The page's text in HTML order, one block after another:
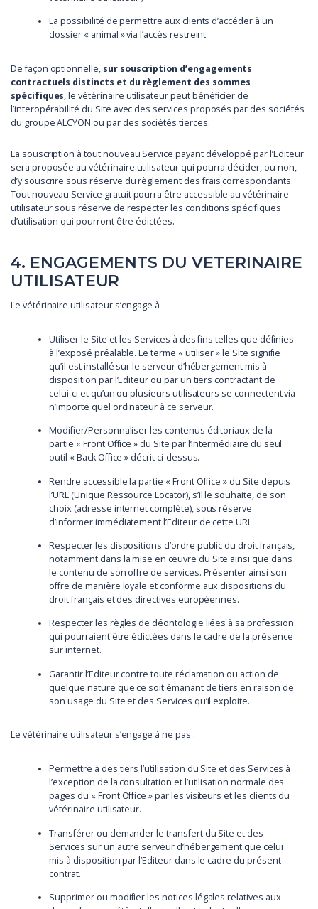
La possibilité de permettre aux clients d’accéder à un
dossier « animal » via l’accès restreint
De façon optionnelle, sur souscription d’engagements
contractuels distincts et du règlement des sommes
spécifiques, le vétérinaire utilisateur peut bénéficier de
l’interopérabilité du Site avec des services proposés par des sociétés
du groupe ALCYON ou par des sociétés tierces.
La souscription à tout nouveau Service payant développé par l’Editeur
sera proposée au vétérinaire utilisateur qui pourra décider, ou non,
d’y souscrire sous réserve du règlement des frais correspondants.
Tout nouveau Service gratuit pourra être accessible au vétérinaire
utilisateur sous réserve de respecter les conditions spécifiques
d’utilisation qui pourront être édictées.
4. ENGAGEMENTS DU VETERINAIRE
UTILISATEUR
Le vétérinaire utilisateur s’engage à :
Utiliser le Site et les Services à des fins telles que définies
à l’exposé préalable. Le terme « utiliser » le Site signifie
qu’il est installé sur le serveur d’hébergement mis à
disposition par l’Editeur ou par un tiers contractant de
celui-ci et qu’un ou plusieurs utilisateurs se connectent via
n’importe quel ordinateur à ce serveur.
Modifier/Personnaliser les contenus éditoriaux de la
partie « Front Office » du Site par l’intermédiaire du seul
outil « Back Office » décrit ci-dessus.
Rendre accessible la partie « Front Office » du Site depuis
l’URL (Unique Ressource Locator), s’il le souhaite, de son
choix (adresse internet complète), sous réserve
d’informer immédiatement l’Editeur de cette URL.
Respecter les dispositions d’ordre public du droit français,
notamment dans la mise en œuvre du Site ainsi que dans
le contenu de son offre de services. Présenter ainsi son
offre de manière loyale et conforme aux dispositions du
droit français et des directives européennes.
Respecter les règles de déontologie liées à sa profession
qui pourraient être édictées dans le cadre de la présence
sur internet.
Garantir l’Editeur contre toute réclamation ou action de
quelque nature que ce soit émanant de tiers en raison de
son usage du Site et des Services qu’il exploite.
Le vétérinaire utilisateur s’engage à ne pas :
Permettre à des tiers l’utilisation du Site et des Services à
l’exception de la consultation et l’utilisation normale des
pages du « Front Office » par les visiteurs et les clients du
vétérinaire utilisateur.
Transférer ou demander le transfert du Site et des
Services sur un autre serveur d’hébergement que celui
mis à disposition par l’Editeur dans le cadre du présent
contrat.
Supprimer ou modifier les notices légales relatives aux